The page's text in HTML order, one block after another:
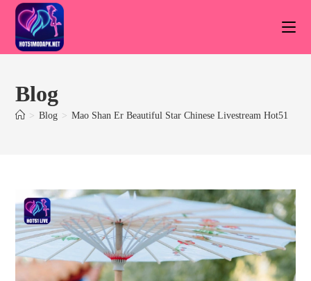
Skip
content
Blog
> Blog > Mao Shan Er Beautiful Star Chinese Livestream Hot51